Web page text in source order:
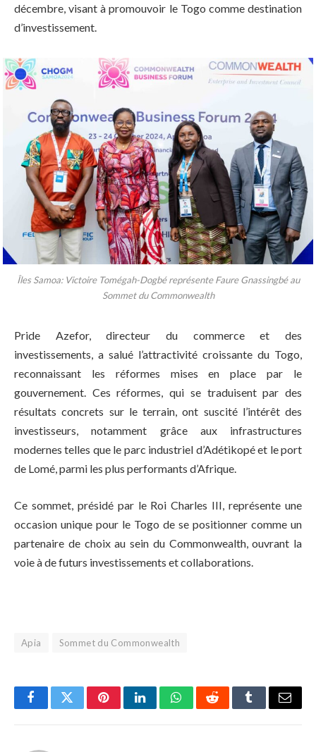
décembre, visant à promouvoir le Togo comme destination
d’investissement.
Îles Samoa: Victoire Tomégah-Dogbé représente Faure Gnassingbé au
Sommet du Commonwealth
Pride Azefor, directeur du commerce et des
investissements, a salué l’attractivité croissante du Togo,
reconnaissant les réformes mises en place par le
gouvernement. Ces réformes, qui se traduisent par des
résultats concrets sur le terrain, ont suscité l’intérêt des
investisseurs, notamment grâce aux infrastructures
modernes telles que le parc industriel d’Adétikopé et le port
de Lomé, parmi les plus performants d’Afrique.
Ce sommet, présidé par le Roi Charles III, représente une
occasion unique pour le Togo de se positionner comme un
partenaire de choix au sein du Commonwealth, ouvrant la
voie à de futurs investissements et collaborations.
Apia Sommet du Commonwealth
FacebookTwitterPinterestLinkedInWhatsAppRedditTumblrEmail